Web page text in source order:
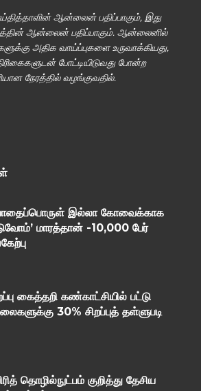
ஆன்லைன் பதிப்பாகும், இது
ஆன்லைன் பதிப்பாகும். ஆன்லைனில்
அதிக வாய்ப்புகளை உருவாக்கியது,
போட்டியிடுவது போன்ற
நேரத்தில் வழங்குவதில்.
இல்லா கோவைக்காக
மாரத்தான் -10,000 பேர்
கைத்தறி கண்காட்சியில் பட்டு
30% சிறப்புத் தள்ளுபடி
தொழில்நுட்பம் குறித்து தேசிய